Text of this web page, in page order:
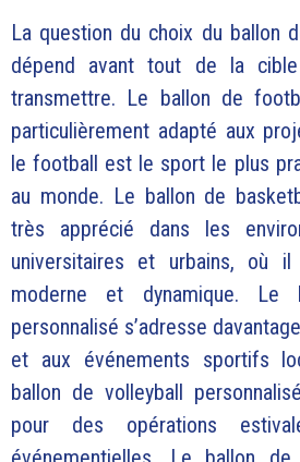
La question du choix du ballon
dépend avant tout de la
transmettre. Le ballon de
particulièrement adapté aux
le football est le sport le plus
au monde. Le ballon de
très apprécié dans les
universitaires et urbains, où
moderne et dynamique. Le
personnalisé s’adresse
et aux événements sportifs
ballon de volleyball
pour des opérations